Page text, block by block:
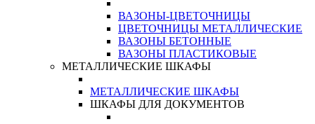
ВАЗОНЫ-ЦВЕТОЧНИЦЫ
ЦВЕТОЧНИЦЫ МЕТАЛЛИЧЕСКИЕ
ВАЗОНЫ БЕТОННЫЕ
ВАЗОНЫ ПЛАСТИКОВЫЕ
МЕТАЛЛИЧЕСКИЕ ШКАФЫ
МЕТАЛЛИЧЕСКИЕ ШКАФЫ
ШКАФЫ ДЛЯ ДОКУМЕНТОВ